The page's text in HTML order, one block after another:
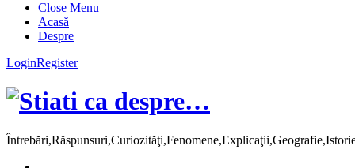
Close Menu
Acasă
Despre
LoginRegister